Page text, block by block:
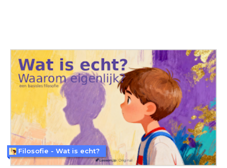
Filosofie - Wat is echt?